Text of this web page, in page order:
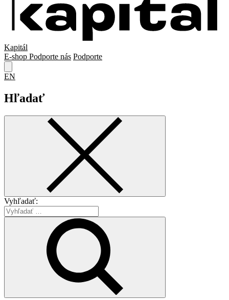
Kapitál
E-shop Podporte nás Podporte
EN
Hľadať
Vyhľadať: